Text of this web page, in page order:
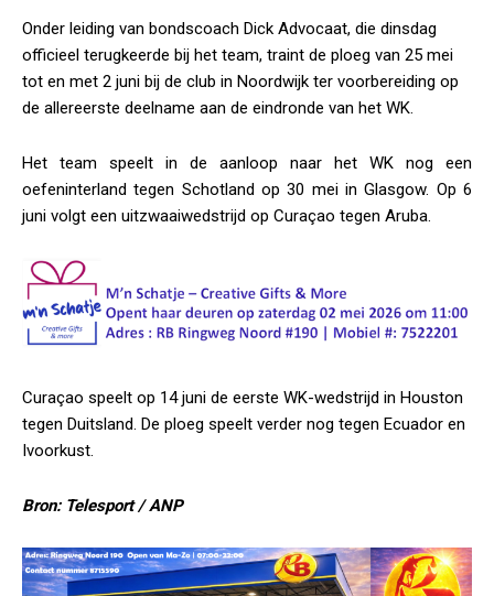
Onder leiding van bondscoach Dick Advocaat, die dinsdag
officieel terugkeerde bij het team, traint de ploeg van 25 mei
tot en met 2 juni bij de club in Noordwijk ter voorbereiding op
de allereerste deelname aan de eindronde van het WK.
Het team speelt in de aanloop naar het WK nog een
oefeninterland tegen Schotland op 30 mei in Glasgow. Op 6
juni volgt een uitzwaaiwedstrijd op Curaçao tegen Aruba.
Curaçao speelt op 14 juni de eerste WK-wedstrijd in Houston
tegen Duitsland. De ploeg speelt verder nog tegen Ecuador en
Ivoorkust.
Bron: Telesport / ANP